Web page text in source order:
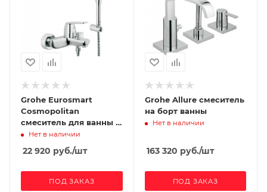
Grohe Eurosmart
Cosmopolitan
смеситель для ванны с
душевым гарнитуром
Нет в наличии
22 920 руб./шт
ПОД ЗАКАЗ
Grohe Allure смеситель
на борт ванны
Нет в наличии
163 320 руб./шт
ПОД ЗАКАЗ